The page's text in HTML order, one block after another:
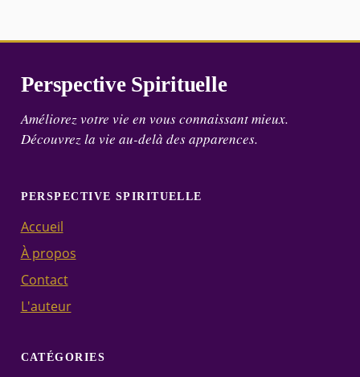
Perspective Spirituelle
Améliorez votre vie en vous connaissant mieux.
Découvrez la vie au-delà des apparences.
PERSPECTIVE SPIRITUELLE
Accueil
À propos
Contact
L'auteur
CATÉGORIES